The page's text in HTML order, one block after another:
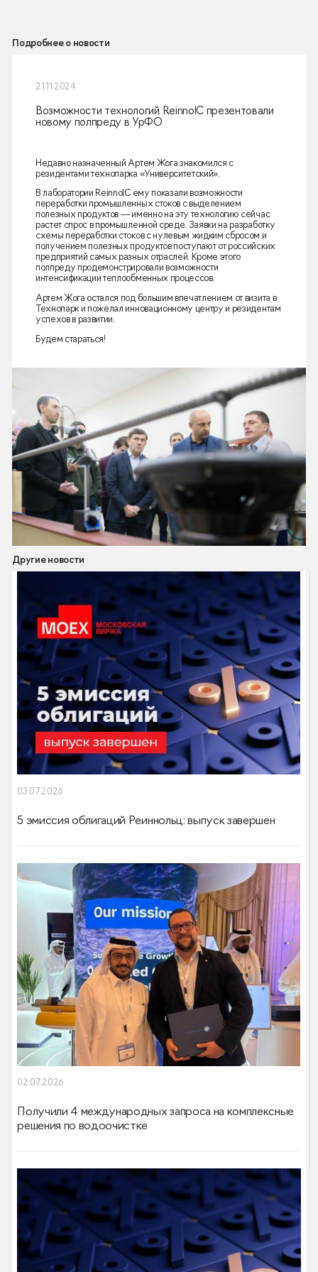
Подробнее о новости
21.11.2024
Возможности технологий ReinnolC презентовали
новому полпреду в УрФО
Недавно назначенный Артем Жога знакомился с
резидентами технопарка «Университетский».
В лаборатории ReinnolC ему показали возможности
переработки промышленных стоков с выделением
полезных продуктов — именно на эту технологию сейчас
растет спрос в промышленной среде. Заявки на разработку
схемы переработки стоков с нулевым жидким сбросом и
получением полезных продуктов поступают от российских
предприятий самых разных отраслей. Кроме этого
полпреду продемонстрировали возможности
интенсификации теплообменных процессов.
Артем Жога остался под большим впечатлением от визита в
Технопарк и пожелал инновационному центру и резидентам
успехов в развитии.
Будем стараться!
Другие новости
03.07.2026
5 эмиссия облигаций Реиннольц: выпуск завершен
02.07.2026
Получили 4 международных запроса на комплексные
решения по водоочистке